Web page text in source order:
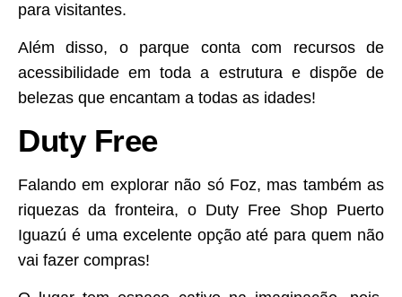
para visitantes.
Além disso, o parque conta com recursos de
acessibilidade em toda a estrutura e dispõe de
belezas que encantam a todas as idades!
Duty Free
Falando em explorar não só Foz, mas também as
riquezas da fronteira, o Duty Free Shop Puerto
Iguazú é uma excelente opção até para quem não
vai fazer compras!